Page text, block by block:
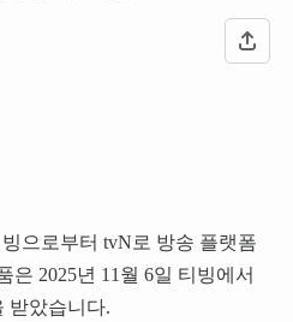
으로부터 tvN로 방송 플랫폼
은 2025년 11월 6일 티빙에서
받았습니다.